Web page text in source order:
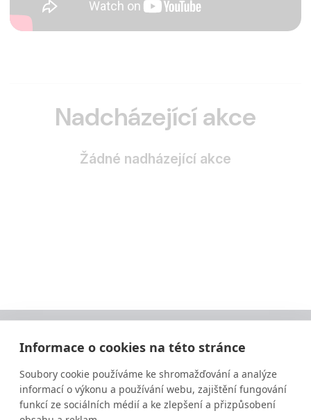
Informace o cookies na této stránce
Soubory cookie používáme ke shromažďování a analýze
informací o výkonu a používání webu, zajištění fungování
funkcí ze sociálních médií a ke zlepšení a přizpůsobení
Nadcházející akce
Žádné nadházející akce